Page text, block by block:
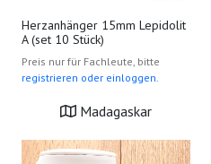
Herzanhänger 15mm Lepidolit
A (set 10 Stück)
Preis nur für Fachleute, bitte
registrieren oder einloggen.
Madagaskar